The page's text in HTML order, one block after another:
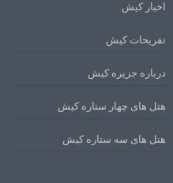
اخبار کیش
تفریحات کیش
درباره جزیره کیش
هتل های چهار ستاره کیش
هتل های سه ستاره کیش